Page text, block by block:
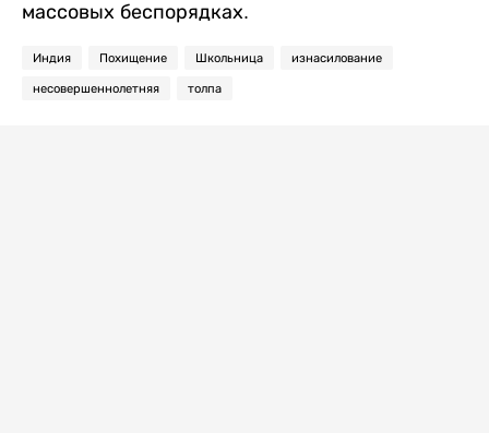
массовых беспорядках.
Индия Похищение Школьница изнасилование
несовершеннолетняя толпа